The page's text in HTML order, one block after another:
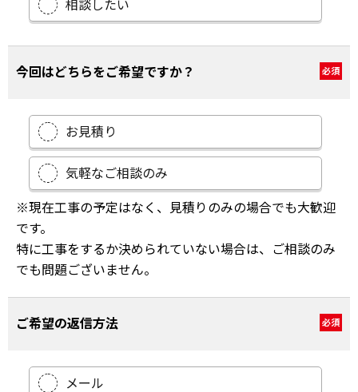
相談したい
今回はどちらをご希望ですか？ 必須
お見積り
気軽なご相談のみ
※現在工事の予定はなく、見積りのみの場合でも大歓迎
です。
特に工事をするか決められていない場合は、ご相談のみ
でも問題ございません。
ご希望の返信方法 必須
メール